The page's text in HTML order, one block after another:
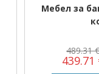
Мебел за
489.31€
439.71